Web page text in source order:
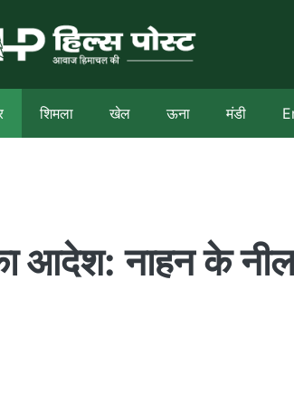
शिमला खेल ऊना मंडी
का आदेश: नाहन के